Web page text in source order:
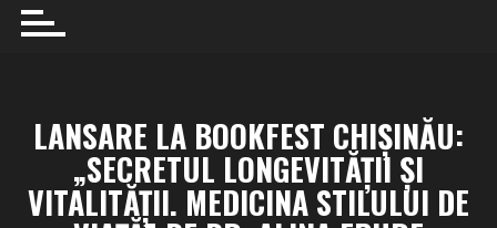
LANSARE LA BOOKFEST CHIȘINĂU:
„SECRETUL LONGEVITĂȚII ȘI
VITALITĂȚII. MEDICINA STILULUI DE